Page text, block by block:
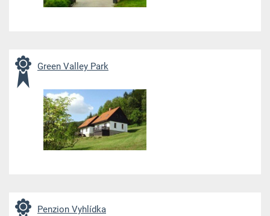
Green Valley Park
Penzion Vyhlídka